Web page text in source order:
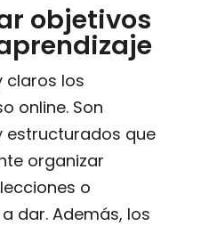
objetivos
claros los
online. Son
estructurados que
organizar
o
dar. Además, los